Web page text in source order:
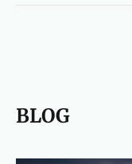
BLOG